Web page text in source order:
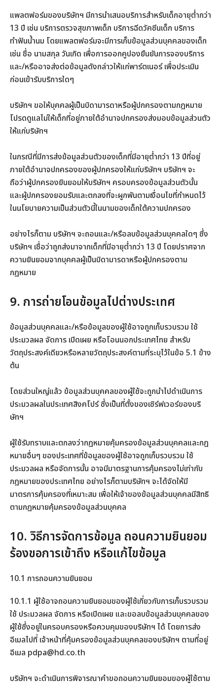
แพลตฟอร์มของบริษัทฯ มีการนำเสนอบริการสำหรับเด็กอายุต่ำกว่า
13 ปี เช่น บริการตรวจสุขภาพเด็ก บริการฉีดวัคซีนเด็ก บริการ
ทำฟันน้ำนม โดยแพลตฟอร์มจะมีการเก็บข้อมูลส่วนบุคคลของเด็ก
เช่น ชื่อ นามสกุล วันเกิด เพื่อการออกคูปองยืนยันการจองบริการ
และ/หรืออาจส่งต่อข้อมูลดังกล่าวให้แก่พาร์ตเนอร์ เพื่อประเมิน
ก่อนเข้ารับบริการใดๆ
บริษัทฯ ขอให้บุคคลผู้เป็นบิดามารดาหรือผู้ปกครองตามกฎหมาย
โปรดดูแลไม่ให้เด็กที่อยู่ภายใต้อำนาจปกครองส่งมอบข้อมูลส่วนตัว
ให้แก่บริษัทฯ
ในกรณีที่มีการส่งข้อมูลส่วนตัวของเด็กที่มีอายุต่ำกว่า 13 ปีที่อยู่
ภายใต้อำนาจปกครองของผู้ปกครองให้แก่บริษัทฯ บริษัทฯ จะ
ถือว่าผู้ปกครองยินยอมให้บริษัทฯ ครอบครองข้อมูลส่วนตัวนั้น
และผู้ปกครองยอมรับและตกลงที่จะผูกพันตามเงื่อนไขที่กำหนดไว้
ในนโยบายความเป็นส่วนตัวนี้ในนามของเด็กใต้ความปกครอง
อย่างไรก็ตาม บริษัทฯ จะถอนและ/หรือลบข้อมูลส่วนบุคคลใดๆ ซึ่ง
บริษัทฯ เชื่อว่าถูกส่งมาจากเด็กที่มีอายุต่ำกว่า 13 ปี โดยปราศจาก
ความยินยอมจากบุคคลผู้เป็นบิดามารดาหรือผู้ปกครองตาม
กฎหมาย
9. การถ่ายโอนข้อมูลไปต่างประเทศ
ข้อมูลส่วนบุคคลและ/หรือข้อมูลของผู้ใช้อาจถูกเก็บรวบรวม ใช้
ประมวลผล จัดการ เปิดเผย หรือโอนนอกประเทศไทย สำหรับ
วัตถุประสงค์เดียวหรือหลายวัตถุประสงค์ตามที่ระบุไว้ในข้อ 5.1 ข้าง
ต้น
โดยส่วนใหญ่แล้ว ข้อมูลส่วนบุคคลของผู้ใช้จะถูกนำไปดำเนินการ
ประมวลผลในประเทศสิงคโปร์ ซึ่งเป็นที่ตั้งของเซิร์ฟเวอร์ของบริ
ษัทฯ
ผู้ใช้รับทราบและตกลงว่ากฎหมายคุ้มครองข้อมูลส่วนบุคคลและกฎ
หมายอื่นๆ ของประเทศที่ข้อมูลของผู้ใช้อาจถูกเก็บรวบรวม ใช้
ประมวลผล หรือจัดการนั้น อาจมีมาตรฐานการคุ้มครองไม่เท่ากับ
กฎหมายของประเทศไทย อย่างไรก็ตามบริษัทฯ จะได้จัดให้มี
มาตรการคุ้มครองที่เหมาะสม เพื่อให้เจ้าของข้อมูลส่วนบุคคลมีสิทธิ
ตามกฎหมายคุ้มครองข้อมูลส่วนบุคคล
10. วิธีการจัดการข้อมูล ถอนความยินยอม
ร้องขอการเข้าถึง หรือแก้ไขข้อมูล
10.1 การถอนความยินยอม
10.1.1 ผู้ใช้อาจถอนความยินยอมของผู้ใช้เกี่ยวกับการเก็บรวบรวม
ใช้ ประมวลผล จัดการ หรือเปิดเผย และขอลบข้อมูลส่วนบุคคลของ
ผู้ใช้ซึ่งอยู่ในครอบครองหรือควบคุมของบริษัทฯ ได้ โดยการส่ง
อีเมลไปที่ เจ้าหน้าที่คุ้มครองข้อมูลส่วนบุคคลของบริษัทฯ ตามที่อยู่
อีเมล pdpa@hd.co.th
บริษัทฯ จะดำเนินการพิจารณาคำขอถอนความยินยอมของผู้ใช้ตาม